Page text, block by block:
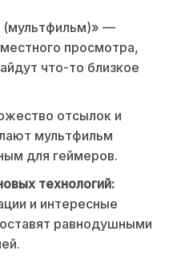
(мультфильм)» —
просмотра,
что-то близкое
отсылок и
мультфильм
для геймеров.
технологий:
и интересные
равнодушными